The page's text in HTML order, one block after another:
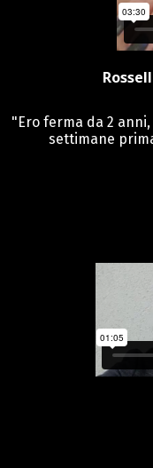
"Ero ferma da 2
settimane